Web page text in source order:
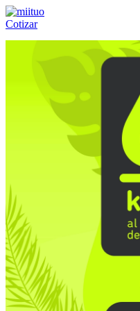
Cotizar
(55) 84-21-05-00